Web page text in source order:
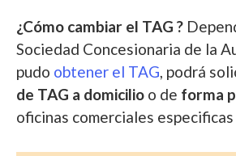
¿Cómo cambiar el TAG ?
Sociedad Concesionaria de la
pudo obtener el TAG, podrá
de TAG a domicilio o de forma
oficinas comerciales